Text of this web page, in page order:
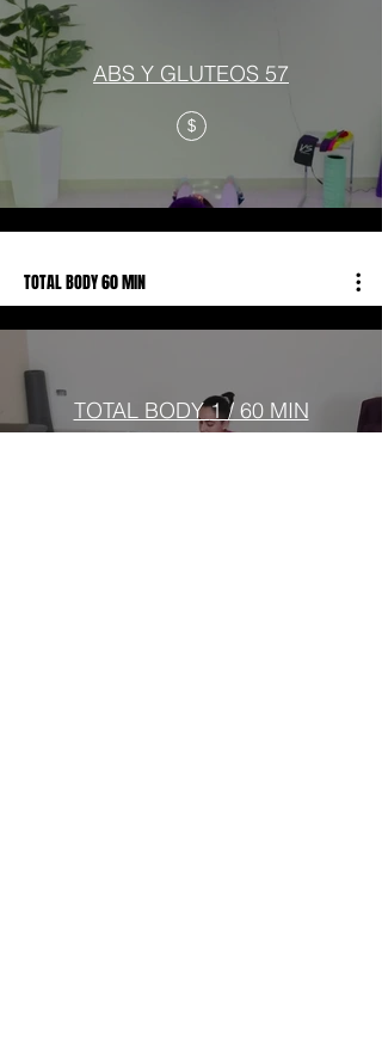
ABS Y GLUTEOS 57
$
TOTAL BODY 60 MIN
TOTAL BODY 1 / 60 MIN